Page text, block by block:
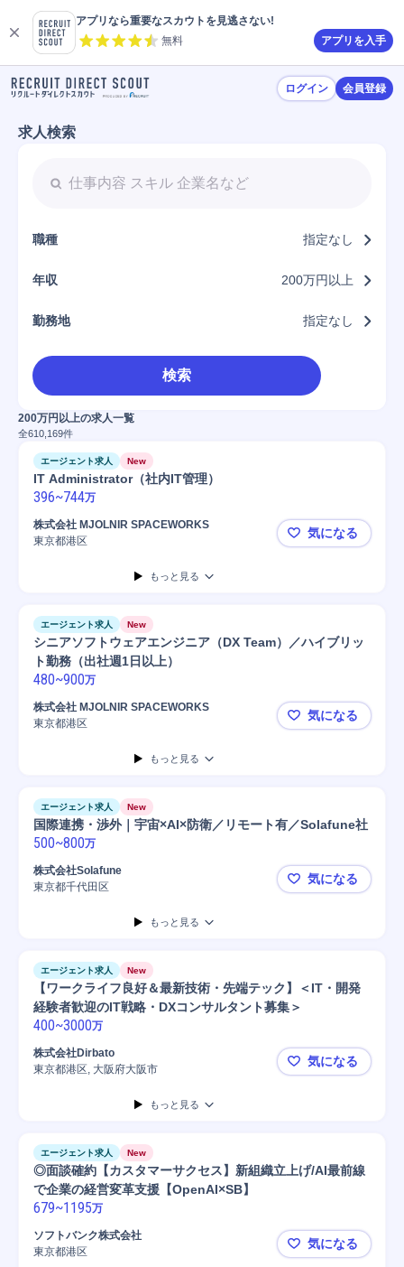
アプリなら重要なスカウトを見逃さない!
無料
アプリを入手
ログイン 会員登録
求人検索
職種 指定なし
年収 200万円以上
勤務地 指定なし
検索
200万円以上の求人一覧
全610,169件
エージェント求人 New
IT Administrator（社内IT管理）
396~744万
株式会社 MJOLNIR SPACEWORKS
東京都港区
IT
気になる
もっと見る
エージェント求人 New
シニアソフトウェアエンジニア（DX Team）／ハイブリッ
ト勤務（出社週1日以上）
480~900万
株式会社 MJOLNIR SPACEWORKS
東京都港区
シニアソフ
気になる
もっと見る
エージェント求人 New
国際連携・渉外｜宇宙×AI×防衛／リモート有／Solafune社
500~800万
株式会社Solafune
東京都千代田区
国際連携・
気になる
もっと見る
エージェント求人 New
【ワークライフ良好＆最新技術・先端テック】＜IT・開発
経験者歓迎のIT戦略・DXコンサルタント募集＞
400~3000万
株式会社Dirbato
東京都港区, 大阪府大阪市
【ワークラ
気になる
もっと見る
エージェント求人 New
◎面談確約【カスタマーサクセス】新組織立上げ/AI最前線
で企業の経営変革支援【OpenAI×SB】
679~1195万
ソフトバンク株式会社
東京都港区
◎面談確約
気になる